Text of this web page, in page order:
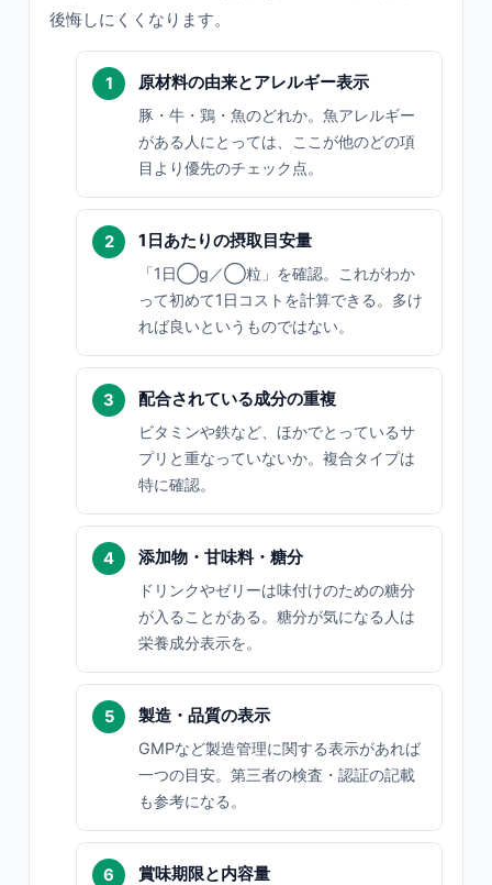
後悔しにくくなります。
原材料の由来とアレルギー表示
豚・牛・鶏・魚のどれか。魚アレルギー
がある人にとっては、ここが他のどの項
目より優先のチェック点。
1日あたりの摂取目安量
「1日◯g／◯粒」を確認。これがわか
って初めて1日コストを計算できる。多け
れば良いというものではない。
配合されている成分の重複
ビタミンや鉄など、ほかでとっているサ
プリと重なっていないか。複合タイプは
特に確認。
添加物・甘味料・糖分
ドリンクやゼリーは味付けのための糖分
が入ることがある。糖分が気になる人は
栄養成分表示を。
製造・品質の表示
GMPなど製造管理に関する表示があれば
一つの目安。第三者の検査・認証の記載
も参考になる。
賞味期限と内容量